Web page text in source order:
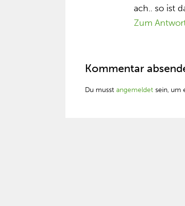
ach.. so ist
Zum
Kommentar
Du musstangemeldet sein, um